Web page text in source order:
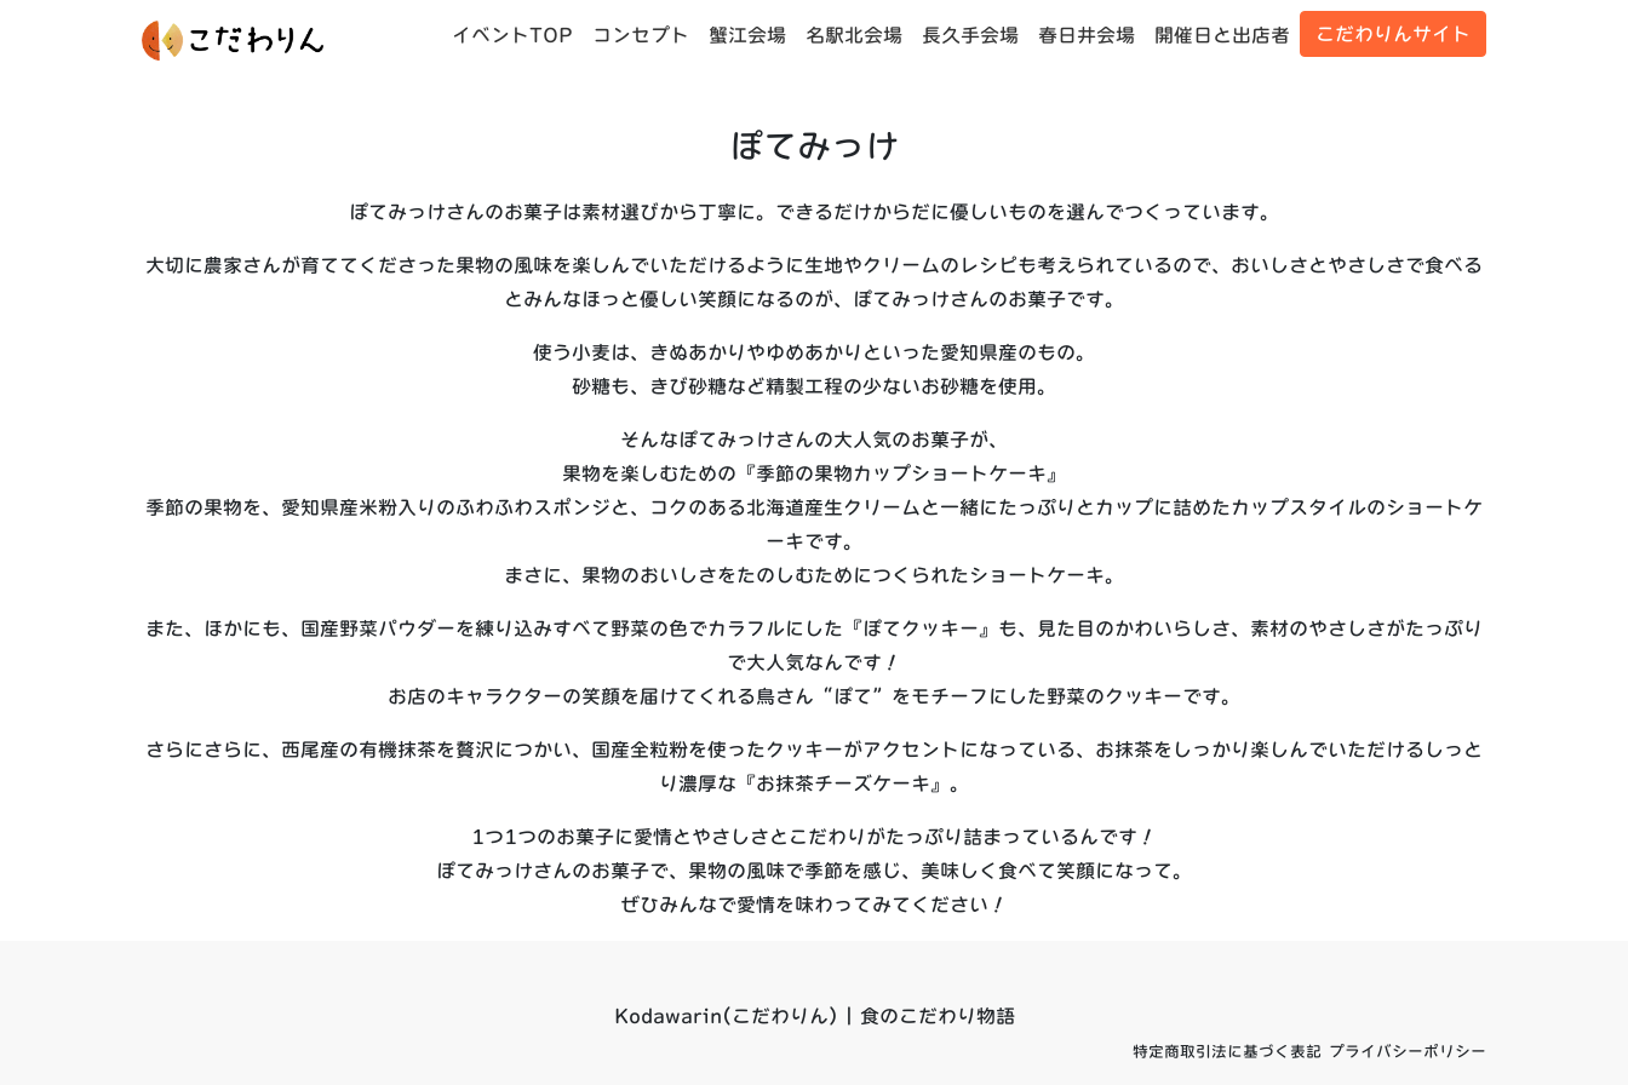
イベントTOP コンセプト 蟹江会場 名駅北会場 長久手会場 春日井会場 開催日と出店者 こだわりんサイト
ぽてみっけ
ぽてみっけさんのお菓子は素材選びから丁寧に。できるだけからだに優しいものを選んでつくっています。
大切に農家さんが育ててくださった果物の風味を楽しんでいただけるように生地やクリームのレシピも考えられているので、おいしさとやさしさで食べる
とみんなほっと優しい笑顔になるのが、ぽてみっけさんのお菓子です。
使う小麦は、きぬあかりやゆめあかりといった愛知県産のもの。
砂糖も、きび砂糖など精製工程の少ないお砂糖を使用。
そんなぽてみっけさんの大人気のお菓子が、
果物を楽しむための『季節の果物カップショートケーキ』
季節の果物を、愛知県産米粉入りのふわふわスポンジと、コクのある北海道産生クリームと一緒にたっぷりとカップに詰めたカップスタイルのショートケ
ーキです。
まさに、果物のおいしさをたのしむためにつくられたショートケーキ。
また、ほかにも、国産野菜パウダーを練り込みすべて野菜の色でカラフルにした『ぽてクッキー』も、見た目のかわいらしさ、素材のやさしさがたっぷり
で大人気なんです！
お店のキャラクターの笑顔を届けてくれる鳥さん“ぽて”をモチーフにした野菜のクッキーです。
さらにさらに、西尾産の有機抹茶を贅沢につかい、国産全粒粉を使ったクッキーがアクセントになっている、お抹茶をしっかり楽しんでいただけるしっと
り濃厚な『お抹茶チーズケーキ』。
1つ1つのお菓子に愛情とやさしさとこだわりがたっぷり詰まっているんです！
ぽてみっけさんのお菓子で、果物の風味で季節を感じ、美味しく食べて笑顔になって。
ぜひみんなで愛情を味わってみてください！
Kodawarin(こだわりん) | 食のこだわり物語
特定商取引法に基づく表記 プライバシーポリシー